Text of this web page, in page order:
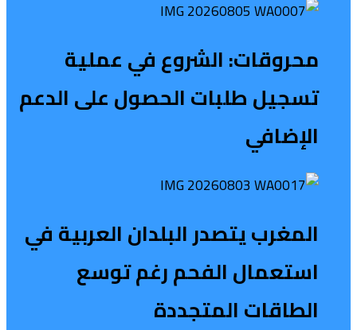
محروقات: الشروع في عملية
تسجيل طلبات الحصول على الدعم
الإضافي
المغرب يتصدر البلدان العربية في
استعمال الفحم رغم توسع
الطاقات المتجددة